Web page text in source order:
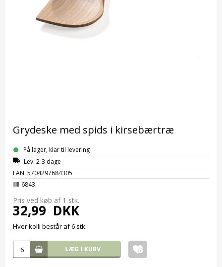
Grydeske med spids i kirsebærtræ
På lager, klar til levering
Lev. 2-3 dage
EAN: 5704297684305
6843
Pris ved køb af 1 stk.
32,99 DKK
Hver kolli består af 6 stk.